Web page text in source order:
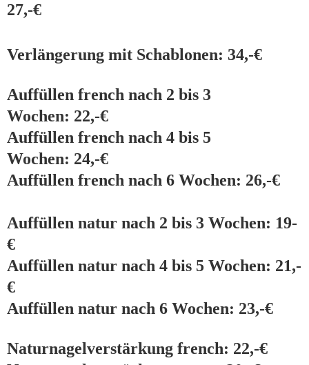
27,-€
Verlängerung mit Schablonen: 34,-€
Auffüllen french nach 2 bis 3
Wochen: 22,-€
Auffüllen french nach 4 bis 5
Wochen: 24,-€
Auffüllen french nach 6 Wochen: 26,-€
Auffüllen natur nach 2 bis 3 Wochen: 19-
€
Auffüllen natur nach 4 bis 5 Wochen: 21,-
€
Auffüllen natur nach 6 Wochen: 23,-€
Naturnagelverstärkung french: 22,-€